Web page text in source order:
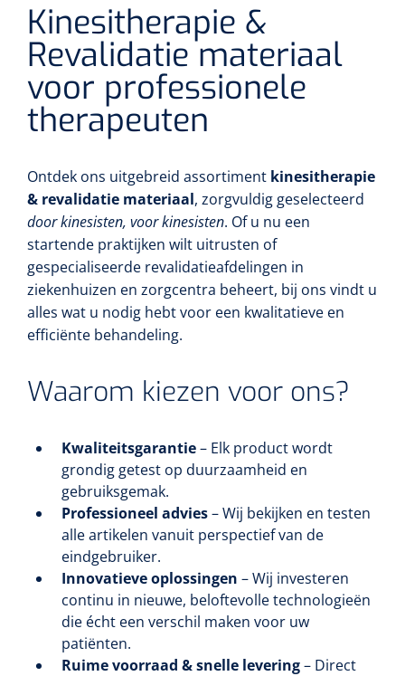
Kinesitherapie &
Revalidatie materiaal
voor professionele
therapeuten
Ontdek ons uitgebreid assortiment kinesitherapie
& revalidatie materiaal, zorgvuldig geselecteerd
door kinesisten, voor kinesisten. Of u nu een
startende praktijken wilt uitrusten of
gespecialiseerde revalidatie­afdelingen in
ziekenhuizen en zorgcentra beheert, bij ons vindt u
alles wat u nodig hebt voor een kwalitatieve en
efficiënte behandeling.
Waarom kiezen voor ons?
Kwaliteitsgarantie– Elk product wordt
grondig getest op duurzaamheid en
gebruiksgemak.
Professioneel advies– Wij bekijken en testen
alle artikelen vanuit perspectief van de
eindgebruiker.
Innovatieve oplossingen – Wij investeren
continu in nieuwe, beloftevolle technologieën
die écht een verschil maken voor uw
patiënten.
Ruime voorraad & snelle levering– Direct